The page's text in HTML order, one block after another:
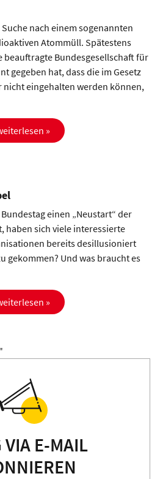
nach einem sogenannten
Atommüll. Spätestens
beauftragte Bundesgesellschaft für
gegeben hat, dass die im Gesetz
nicht eingehalten werden können,
»
einen „Neustart“ der
haben sich viele interessierte
bereits desillusioniert
gekommen? Und was braucht es
»
VIA E-MAIL